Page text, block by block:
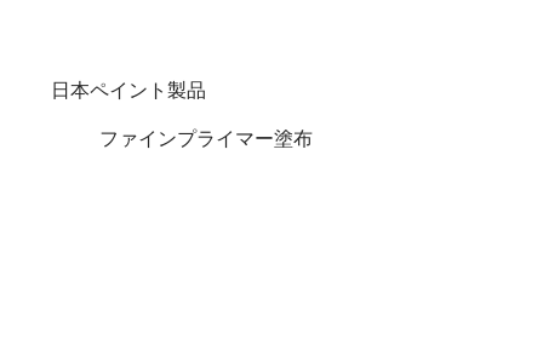
日本ペイント製品
ファインプライマー塗布